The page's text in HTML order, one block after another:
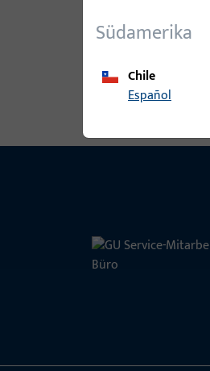
Alle Varianten ansehen
Südamerika
Chile
Español